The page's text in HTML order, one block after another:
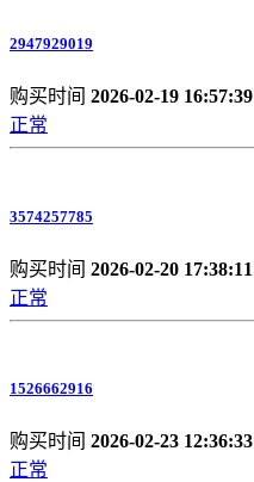
2947929019
购买时间 2026-02-19 16:57:39
正常
3574257785
购买时间 2026-02-20 17:38:11
正常
1526662916
购买时间 2026-02-23 12:36:33
正常